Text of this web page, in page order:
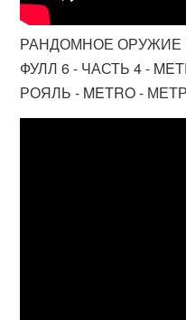
РАНДОМНОЕ ОРУЖИЕ
ФУЛЛ 6 - ЧАСТЬ 4 -
РОЯЛЬ - METRO -